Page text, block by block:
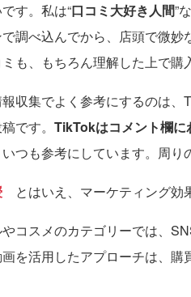
す。私は“口コミ大好き人間”
調べ込んでから、店頭で微
も、もちろん理解した上で購
収集でよく参考にするのは、
です。 TikTokはコメント欄に
つも参考にしています。周り
とはいえ、マーケティング効
コスメのカテゴリーでは、
を活用したアプローチは、